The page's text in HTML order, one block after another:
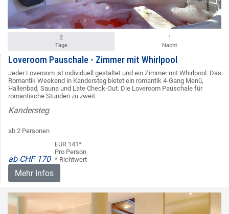
2
Tage
1
Nacht
Loveroom Pauschale - Zimmer mit Whirlpool
Jeder Loveroom ist individuell gestaltet und ein Zimmer mit Whirlpool. Das
Romantik Weekend in Kandersteg bietet ein romantik 4-Gang Menü,
Hallenbad, Sauna und Late Check-Out. Die Loveroom Pauschale für
romantische Stunden zu zweit.
Kandersteg
ab 2 Personen
ab CHF 170
EUR 141*
Pro Person
* Richtwert
Mehr Infos